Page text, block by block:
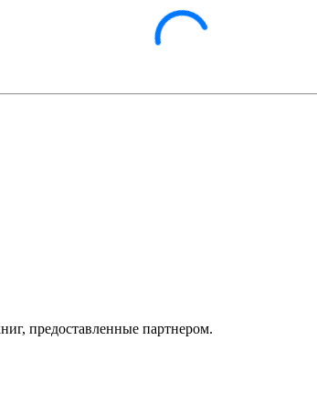
предоставленные партнером.